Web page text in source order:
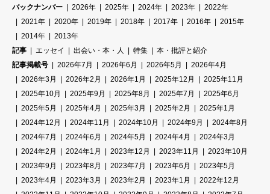
バックナンバー 2026年 2025年 2024年 2023年
2022年
2021年
2020年 2019年 2018年 2017年 2016年
2015年
2014年
2013年
記事
エッセイ 出会い・本・人 特集
本・批評と紹介
記事掲載号
2026年7月 2026年6月 2026年5月
2026年4月
2026年3月
2026年2月 2026年1月 2025年12月
2025年11月
2025年10月
2025年9月 2025年8月 2025年7月
2025年6月
2025年5月
2025年4月 2025年3月 2025年2月
2025年1月
2024年12月
2024年11月 2024年10月 2024年9月
2024年8月
2024年7月
2024年6月 2024年5月 2024年4月
2024年3月
2024年2月
2024年1月 2023年12月 2023年11月
2023年10月
2023年9月
2023年8月 2023年7月 2023年6月
2023年5月
2023年4月
2023年3月 2023年2月 2023年1月
2022年12月